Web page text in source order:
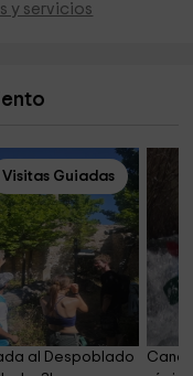
y servicios
Visitas Guiadas
al Despoblado